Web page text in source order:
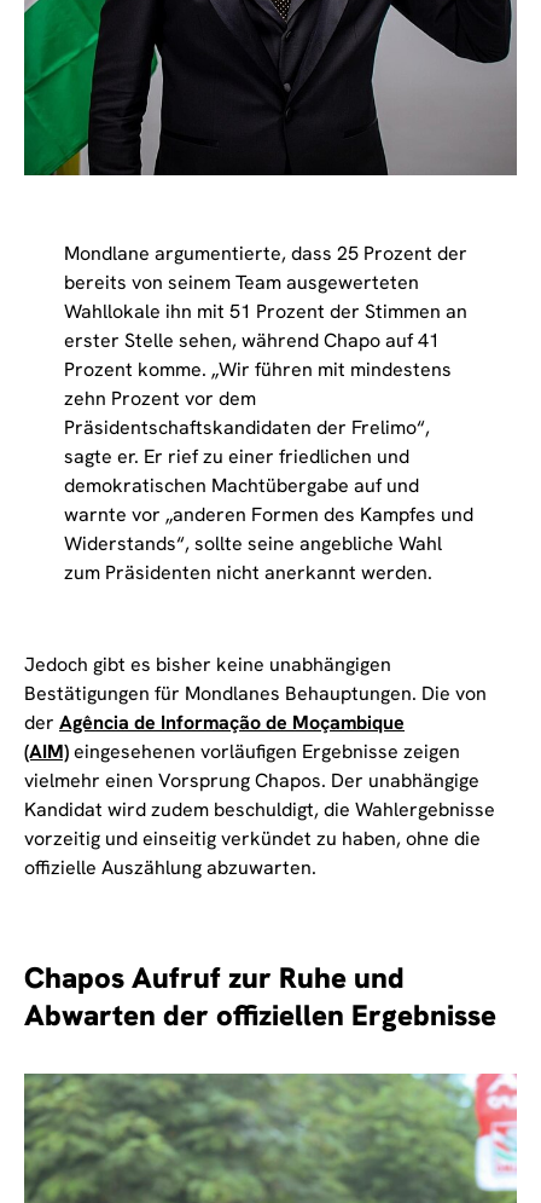
Mondlane argumentierte, dass 25 Prozent der
bereits von seinem Team ausgewerteten
Wahllokale ihn mit 51 Prozent der Stimmen an
erster Stelle sehen, während Chapo auf 41
Prozent komme. „Wir führen mit mindestens
zehn Prozent vor dem
Präsidentschaftskandidaten der Frelimo“,
sagte er. Er rief zu einer friedlichen und
demokratischen Machtübergabe auf und
warnte vor „anderen Formen des Kampfes und
Widerstands“, sollte seine angebliche Wahl
zum Präsidenten nicht anerkannt werden.
Jedoch gibt es bisher keine unabhängigen
Bestätigungen für Mondlanes Behauptungen. Die von
der Agência de Informação de Moçambique
(AIM)eingesehenen vorläufigen Ergebnisse zeigen
vielmehr einen Vorsprung Chapos. Der unabhängige
Kandidat wird zudem beschuldigt, die Wahlergebnisse
vorzeitig und einseitig verkündet zu haben, ohne die
offizielle Auszählung abzuwarten.
Chapos Aufruf zur Ruhe und
Abwarten der offiziellen Ergebnisse